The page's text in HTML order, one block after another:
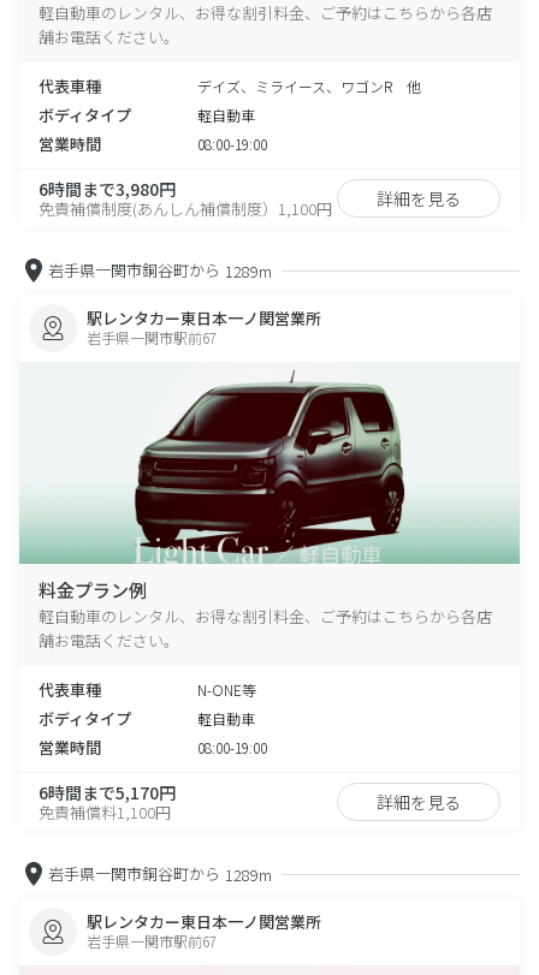
軽自動車のレンタル、お得な割引料金、ご予約はこちらから各店
舗お電話ください。
代表車種 デイズ、ミライース、ワゴンR 他
ボディタイプ 軽自動車
営業時間 08:00-19:00
6時間まで3,980円
免責補償制度(あんしん補償制度）1,100円 詳細を見る
岩手県一関市銅谷町から 1289m
駅レンタカー東日本一ノ関営業所
岩手県一関市駅前67
料金プラン例
軽自動車のレンタル、お得な割引料金、ご予約はこちらから各店
舗お電話ください。
代表車種 N-ONE等
ボディタイプ 軽自動車
営業時間 08:00-19:00
6時間まで5,170円
免責補償料1,100円 詳細を見る
岩手県一関市銅谷町から 1289m
駅レンタカー東日本一ノ関営業所
岩手県一関市駅前67